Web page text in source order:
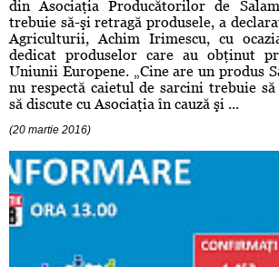
din Asociaţia Producătorilor de
trebuie să-şi retragă produsele, a
Agriculturii, Achim Irimescu, cu
dedicat produselor care au obţinut
Uniunii Europene. „Cine are un produs
nu respectă caietul de sarcini trebuie
să discute cu Asociaţia în cauză şi ...
(20 martie 2016)